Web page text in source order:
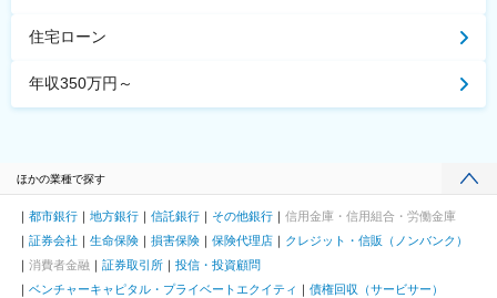
住宅ローン
年収350万円～
ほかの業種で探す
都市銀行 地方銀行 信託銀行 その他銀行
信用金庫・信用組合・労働金庫
証券会社
生命保険 損害保険 保険代理店
クレジット・信販（ノンバンク）
消費者金融
証券取引所
投信・投資顧問
ベンチャーキャピタル・プライベートエクイティ
債権回収（サービサー）